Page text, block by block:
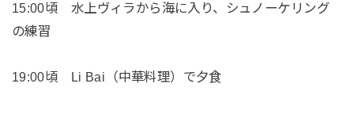
15:00頃 水上ヴィラから海に入り、シュノーケリング
の練習
19:00頃 Li Bai（中華料理）で夕食